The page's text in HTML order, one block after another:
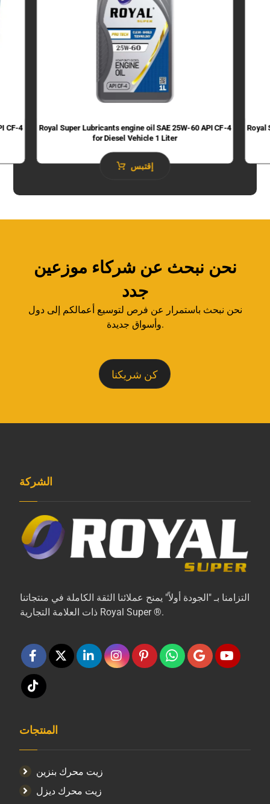
CF-4
Royal Super Lubricants engine oil SAE 25W-60 API CF-4
for Diesel Vehicle 1 Liter
إقتبس
Royal
نحن نبحث عن شركاء موزعين
جدد
نحن نبحث باستمرار عن فرص لتوسيع أعمالكم إلى دول
وأسواق جديدة.
كن شريكنا
الشركة
التزامنا بـ "الجودة أولاً" يمنح عملائنا الثقة الكاملة في منتجاتنا
ذات العلامة التجارية Royal Super ®.
المنتجات
زيت محرك بنزين
زيت محرك ديزل